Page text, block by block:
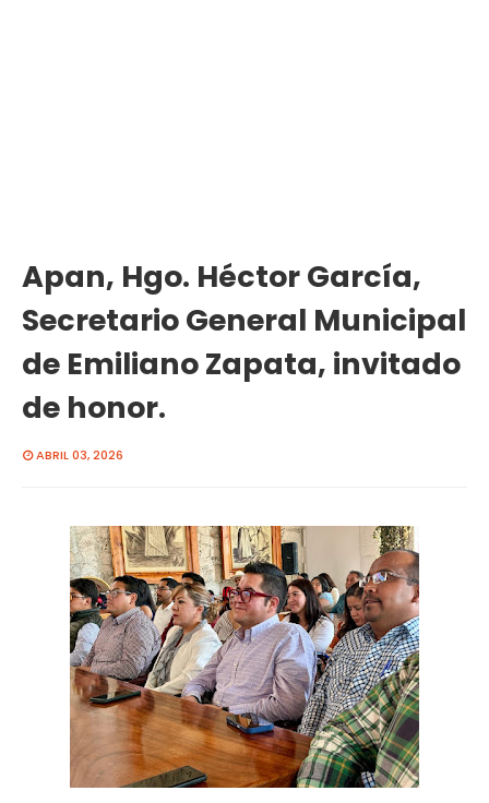
Apan, Hgo. Héctor García,
Secretario General Municipal
de Emiliano Zapata, invitado
de honor.
ABRIL 03, 2026